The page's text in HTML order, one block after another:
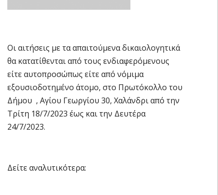
Οι αιτήσεις με τα απαιτούμενα δικαιολογητικά
θα κατατίθενται από τους ενδιαφερόμενους
είτε αυτοπροσώπως είτε από νόμιμα
εξουσιοδοτημένο άτομο, στο Πρωτόκολλο του
Δήμου , Αγίου Γεωργίου 30, Χαλάνδρι από την
Τρίτη 18/7/2023 έως και την Δευτέρα
24/7/2023.
Δείτε αναλυτικότερα: